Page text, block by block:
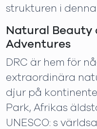
strukturen i
Natural Beauty
Adventures
DRC är hem för
extraordinära
djur på
Park, Afrikas
UNESCO: s